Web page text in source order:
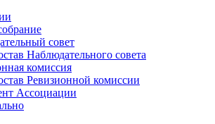
совет
Наблюдательного совета
комиссия
Ревизионной комиссии
Ассоциации